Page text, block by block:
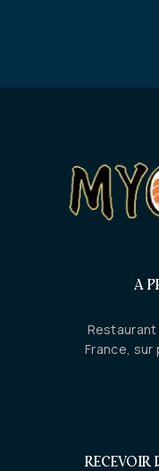
A
Restaurant
France, sur
RECEVOIR